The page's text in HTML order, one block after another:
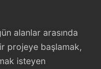
alanlar arasında
projeye başlamak,
isteyen